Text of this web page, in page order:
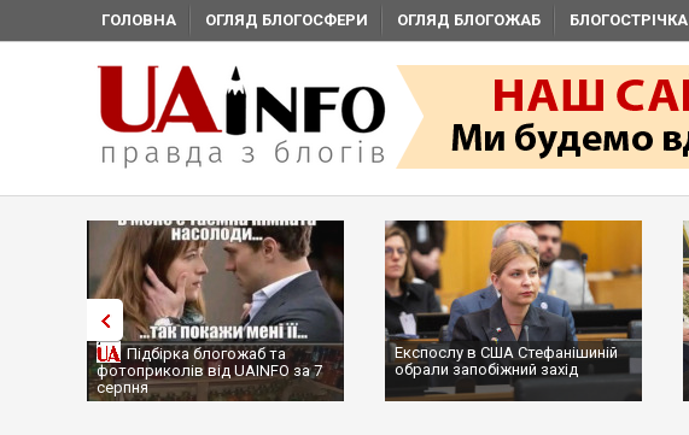
ГОЛОВНА ОГЛЯД БЛОГОСФЕРИ ОГЛЯД БЛОГОЖАБ БЛОГОСТРІЧКА
Підбірка блогожаб та
фотоприколів від UAINFO за 7
серпня
Експослу в США Стефанішиній
обрали запобіжний захід